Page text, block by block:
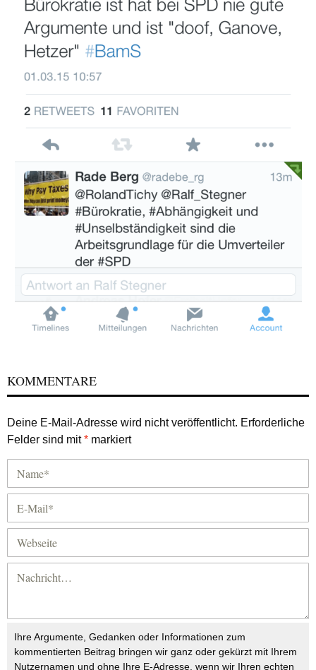
KOMMENTARE
Deine E-Mail-Adresse wird nicht veröffentlicht. Erforderliche
Felder sind mit* markiert
Ihre Argumente, Gedanken oder Informationen zum
kommentierten Beitrag bringen wir ganz oder gekürzt mit Ihrem
Nutzernamen und ohne Ihre E-Adresse, wenn wir Ihren echten